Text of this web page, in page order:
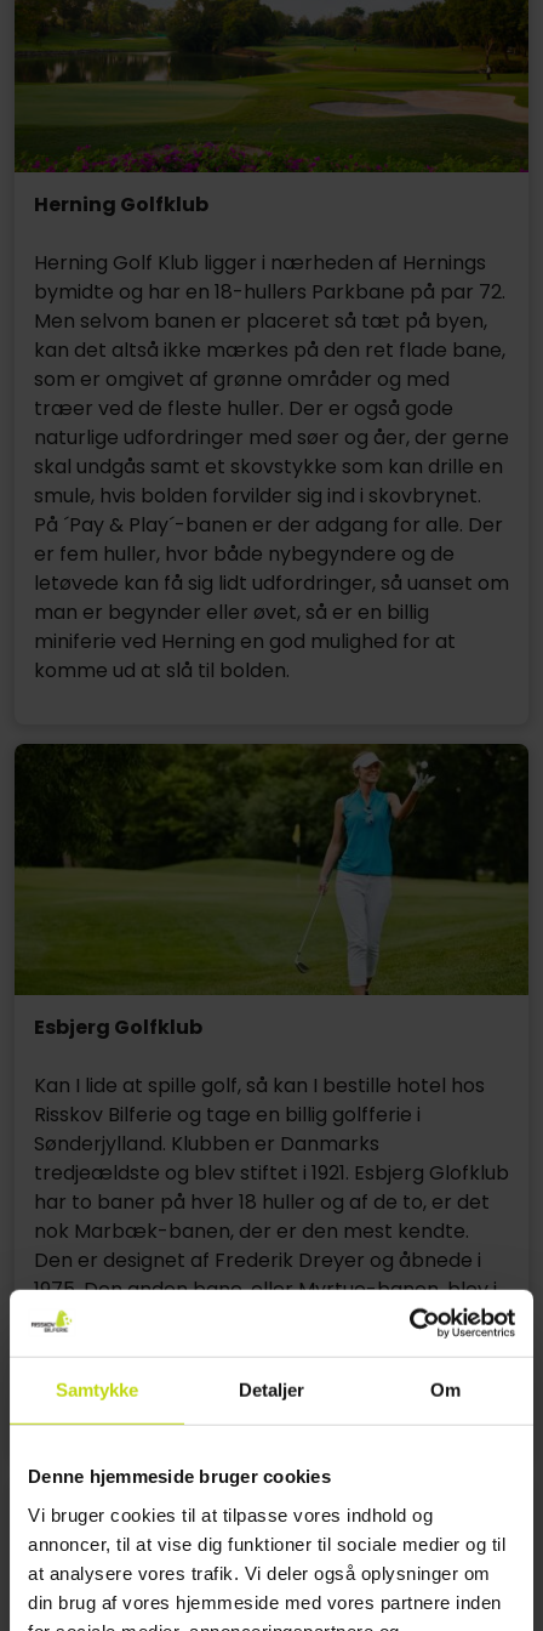
Samtykke Detaljer Om
Denne hjemmeside bruger cookies
Vi bruger cookies til at tilpasse vores indhold og
annoncer, til at vise dig funktioner til sociale medier og til
at analysere vores trafik. Vi deler også oplysninger om
din brug af vores hjemmeside med vores partnere inden
Herning Golfklub
Herning Golf Klub ligger i nærheden af Hernings
bymidte og har en 18-hullers Parkbane på par 72.
Men selvom banen er placeret så tæt på byen,
kan det altså ikke mærkes på den ret flade bane,
som er omgivet af grønne områder og med
træer ved de fleste huller. Der er også gode
naturlige udfordringer med søer og åer, der gerne
skal undgås samt et skovstykke som kan drille en
smule, hvis bolden forvilder sig ind i skovbrynet.
På ´Pay & Play´-banen er der adgang for alle. Der
er fem huller, hvor både nybegyndere og de
letøvede kan få sig lidt udfordringer, så uanset om
man er begynder eller øvet, så er en billig
miniferie ved Herning en god mulighed for at
komme ud at slå til bolden.
Esbjerg Golfklub
Kan I lide at spille golf, så kan I bestille hotel hos
Risskov Bilferie og tage en billig golfferie i
Sønderjylland. Klubben er Danmarks
tredjeældste og blev stiftet i 1921. Esbjerg Glofklub
har to baner på hver 18 huller og af de to, er det
nok Marbæk-banen, der er den mest kendte.
Den er designet af Frederik Dreyer og åbnede i
1975. Den anden bane, eller Myrtue-banen, blev i
2007 udvidet til 18 huller. Derudover er der en 6-
hullers par-3 bane, en Putting green samt en stor
´driving range´ med 12 overdækkede
udslagssteder.